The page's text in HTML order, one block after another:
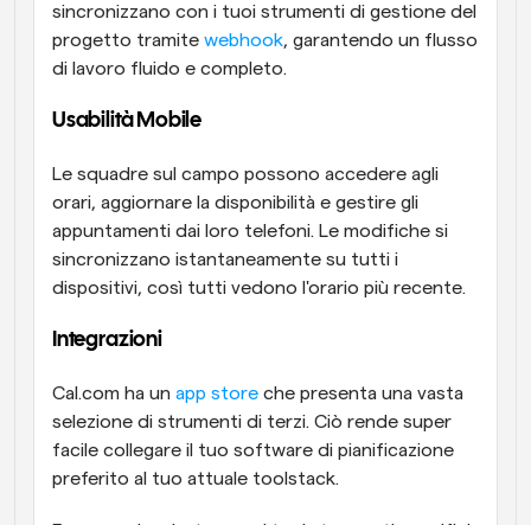
sincronizzano con i tuoi strumenti di gestione del
progetto tramite webhook, garantendo un flusso
di lavoro fluido e completo.
Usabilità Mobile
Le squadre sul campo possono accedere agli
orari, aggiornare la disponibilità e gestire gli
appuntamenti dai loro telefoni. Le modifiche si
sincronizzano istantaneamente su tutti i
dispositivi, così tutti vedono l'orario più recente.
Integrazioni
Cal.com ha un app store che presenta una vasta
selezione di strumenti di terzi. Ciò rende super
facile collegare il tuo software di pianificazione
preferito al tuo attuale toolstack.